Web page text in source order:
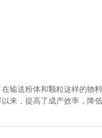
输送粉体和颗粒这样的物
来，提高了成产效率，降低